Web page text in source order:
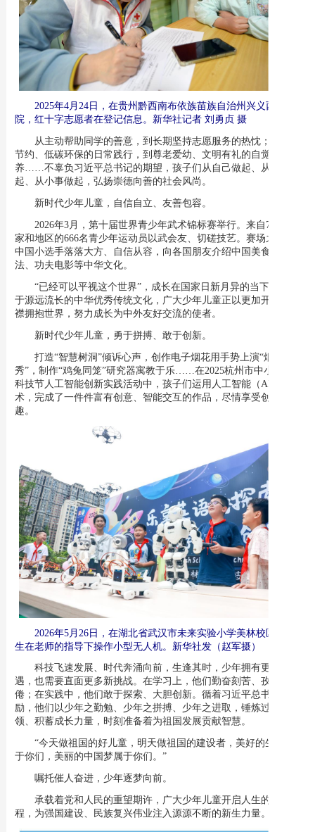
2025年4月24日，在贵州黔西南布依族苗族自治州兴义西南医
院，红十字志愿者在登记信息。新华社记者 刘勇贞 摄
从主动帮助同学的善意，到长期坚持志愿服务的热忱；从勤俭
节约、低碳环保的日常践行，到尊老爱幼、文明有礼的自觉修
养……不辜负习近平总书记的期望，孩子们从自己做起、从身边做
起、从小事做起，弘扬崇德向善的社会风尚。
新时代少年儿童，自信自立、友善包容。
2026年3月，第十届世界青少年武术锦标赛举行。来自78个国
家和地区的666名青少年运动员以武会友、切磋技艺。赛场之外，
中国小选手落落大方、自信从容，向各国朋友介绍中国美食、书
法、功夫电影等中华文化。
“已经可以平视这个世界”，成长在国家日新月异的当下，浸润
于源远流长的中华优秀传统文化，广大少年儿童正以更加开阔的胸
襟拥抱世界，努力成长为中外友好交流的使者。
新时代少年儿童，勇于拼搏、敢于创新。
打造“智慧树洞”倾诉心声，创作电子烟花用手势上演“烟花
秀”，制作“鸡兔同笼”研究器寓教于乐……在2025杭州市中小学生
科技节人工智能创新实践活动中，孩子们运用人工智能（AI）技
术，完成了一件件富有创意、智能交互的作品，尽情享受创造的乐
趣。
2026年5月26日，在湖北省武汉市未来实验小学美林校区，学
生在老师的指导下操作小型无人机。新华社发（赵军摄）
科技飞速发展、时代奔涌向前，生逢其时，少年拥有更多新机
遇，也需要直面更多新挑战。在学习上，他们勤奋刻苦、孜孜不
倦；在实践中，他们敢于探索、大胆创新。循着习近平总书记的勉
励，他们以少年之勤勉、少年之拼搏、少年之进取，锤炼过硬本
领、积蓄成长力量，时刻准备着为祖国发展贡献智慧。
“今天做祖国的好儿童，明天做祖国的建设者，美好的生活属
于你们，美丽的中国梦属于你们。”
嘱托催人奋进，少年逐梦向前。
承载着党和人民的重望期许，广大少年儿童开启人生的奋斗航
程，为强国建设、民族复兴伟业注入源源不断的新生力量。